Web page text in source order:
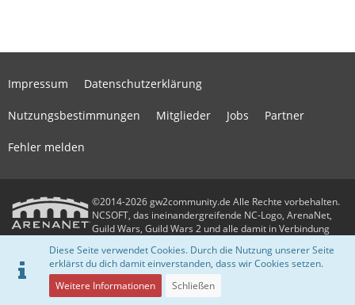
Impressum Datenschutzerklärung
Nutzungsbestimmungen Mitglieder Jobs Partner
Fehler melden
©2014-2026 gw2community.de Alle Rechte vorbehalten.
NCSOFT, das ineinandergreifende NC-Logo, ArenaNet,
Guild Wars, Guild Wars 2 und alle damit in Verbindung
Warenzeichen der NCSOFT Corporation. Alle anderen Warenzeichen oder
eingetragenen Warenzeichen sind das Eigentum ihrer jeweiligen Besitzer.
Community-Software:WoltLab Suite™
Diese Seite verwendet Cookies. Durch die Nutzung unserer Seite
erklärst du dich damit einverstanden, dass wir Cookies setzen.
Weitere Informationen
Schließen